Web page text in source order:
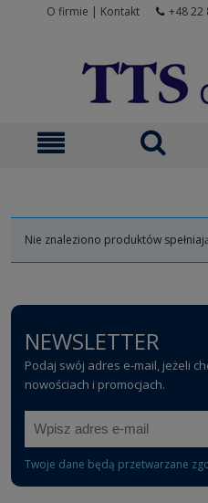
O firmie | Kontakt +48 22
Nie znaleziono produktów
NEWSLETTER
Podaj swój adres e-mail, jeżeli
nowościach i promocjach.
Twoje dane będą przetwarzane